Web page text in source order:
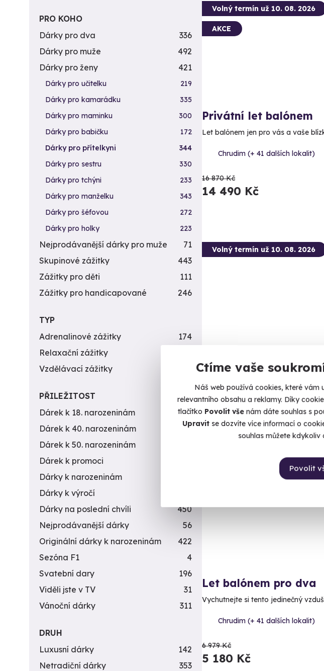
Ctíme vaše
Náš web používá cookies, které vám
relevantního obsahu a reklamy. Díky
tlačítko Povolit vše nám dáte souhlas s
Upravitse dozvíte více informací o
souhlas můžete
Povolit
Volný termín už 10. 08. 2026
AKCE
Privátní let balónem
Let balónem jen pro vás a vaše
Chrudim (+ 41 dalších lokalit)
16 870 Kč
14 490 Kč
Volný termín už 10. 08. 2026
Vzhůru do oblak s celou rodinou.
Chrudim (+ 41 dalších lokalit)
20 870 Kč
Volný termín už 09. 08. 2026
Let balónem pro dva
Vychutnejte si tento jedinečný
Chrudim (+ 41 dalších lokalit)
6 979 Kč
5 180 Kč
PRO KOHO
Dárky pro dva
336
Dárky pro muže
492
Dárky pro ženy
421
Dárky pro učitelku
219
Dárky pro kamarádku
335
Dárky pro maminku
300
Dárky pro babičku
172
Dárky pro přítelkyni
344
Dárky pro sestru
330
Dárky pro tchýni
233
Dárky pro manželku
343
Dárky pro šéfovou
272
Dárky pro holky
223
Nejprodávanější dárky pro muže
71
Skupinové zážitky
443
Zážitky pro děti
111
Zážitky pro handicapované
246
TYP
Adrenalinové zážitky
174
Relaxační zážitky
Vzdělávací zážitky
PŘILEŽITOST
Dárek k 18. narozeninám
256
Dárek k 40. narozeninám
453
Dárek k 50. narozeninám
Dárek k promoci
Dárky k narozeninám
Dárky k výročí
Dárky na poslední chvíli
450
Nejprodávanější dárky
56
Originální dárky k narozeninám
422
Sezóna F1
4
Svatební dary
196
Viděli jste v TV
31
Vánoční dárky
311
DRUH
Luxusní dárky
142
Netradiční dárky
353